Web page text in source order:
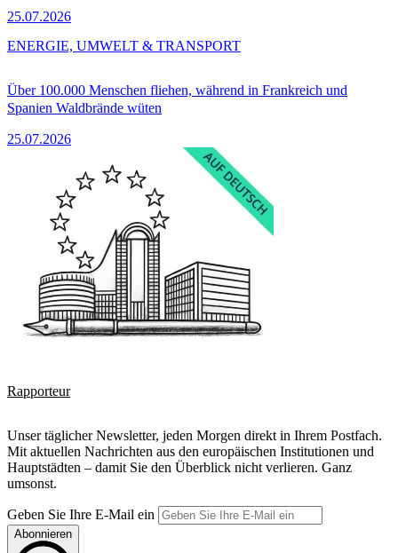
25.07.2026
Über 100.000 Menschen fliehen, während in Frankreich und
Spanien Waldbrände wüten
25.07.2026
ENERGIE, UMWELT & TRANSPORT
Rapporteur
Unser täglicher Newsletter, jeden Morgen direkt in Ihrem Postfach.
Mit aktuellen Nachrichten aus den europäischen Institutionen und
Hauptstädten – damit Sie den Überblick nicht verlieren. Ganz
umsonst.
Geben Sie Ihre E-Mail ein
Abonnieren